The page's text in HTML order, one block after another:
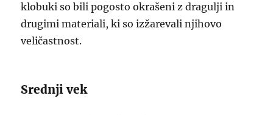
klobuki so bili pogosto okrašeni z dragulji in
drugimi materiali, ki so izžarevali njihovo
veličastnost.
Srednji vek